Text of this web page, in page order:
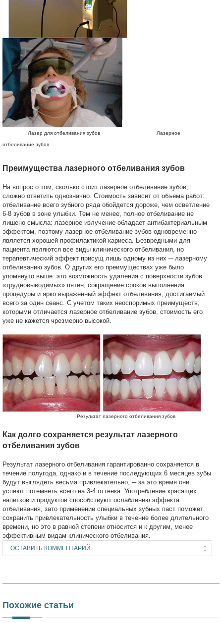
Лазер для отбеливания зубов Лазерное
отбеливание зубов
Преимущества лазерного отбеливания зубов
На вопрос о том, сколько стоит лазерное отбеливание зубов,
сложно ответить однозначно. Стоимость зависит от объема работ:
отбеливание всего зубного ряда обойдется дороже, чем осветление
6-8 зубов в зоне улыбки. Тем не менее, полное отбеливание не
лишено смысла: лазерное излучение обладает антибактериальным
эффектом, поэтому лазерное отбеливание зубов одновременно
является хорошей профилактикой кариеса. Безвредными для
пациента являются все виды клинического отбеливания, но
терапевтический эффект присущ лишь одному из них ─ лазерному
отбеливанию зубов. О других его преимуществах уже было
упомянуто выше: это возможность удаления с поверхности зубов
«трудновыводимых» пятен, сокращение сроков выполнения
процедуры и ярко выраженный эффект отбеливания, достигаемый
всего за один сеанс. С учетом таких неоспоримых преимуществ,
которыми отличается лазерное отбеливание зубов, стоимость его
уже не кажется чрезмерно высокой.
Результат лазерного отбеливания зубов
Как долго сохраняется результат лазерного
отбеливания зубов
Результат лазерного отбеливания гарантированно сохраняется в
течение полугода, однако и в течение последующих 6 месяцев зубы
будут выглядеть весьма привлекательно, ─ за это время они
успеют потемнеть всего на 3-4 оттенка. Употребление красящих
напитков и продуктов способствуют ослаблению эффекта
отбеливания, зато применение специальных зубных паст поможет
сохранить привлекательность улыбки в течение более длительного
времени, но это в равной степени относится и к другим, менее
эффективным видам клинического отбеливания.
ОСТАВИТЬ КОММЕНТАРИЙ
Похожие статьи